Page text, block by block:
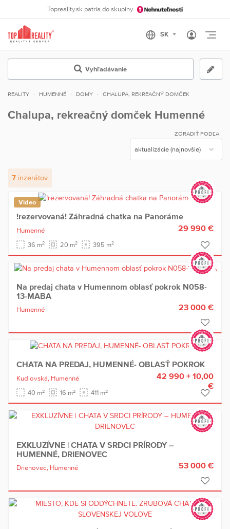
Topreality.sk patria do skupiny
Vyhľadávanie
REALITY HUMENNÉ DOMY CHALUPA, REKREAČNÝ DOMČEK
Chalupa, rekreačný domček Humenné
ZORADIŤ PODĽA
7 inzerátov
Video
!rezervovaná! Záhradná chatka na Panoráme
Humenné
36 m2 20 m2 395 m2
29 990 €
Na predaj chata v Humennom oblasť pokrok N058-
13-MABA
Humenné 23 000 €
CHATA NA PREDAJ, HUMENNÉ- OBLASŤ POKROK
Kudlovská, Humenné
40 m2 16 m2 411 m2
42 990 + 10,00
€
EXKLUZÍVNE | CHATA V SRDCI PRÍRODY –
HUMENNÉ, DRIENOVEC
Drienovec, Humenné 53 000 €